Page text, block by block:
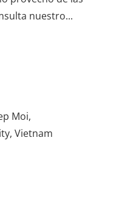
nuestro...
Moi,
Vietnam